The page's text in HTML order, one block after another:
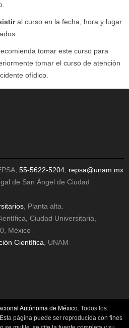
al curso en la fecha, hora y lugar
tomar este curso para
tomar el curso de atención
ofídico.
55-5622-5204 repsa@unam.mx
de San Ángel de Ciudad
, Planta alta.
Ciudad Universitaria,
México
Científica , UNAM
Autónoma de México. Todos los
página puede ser reproducida con fines